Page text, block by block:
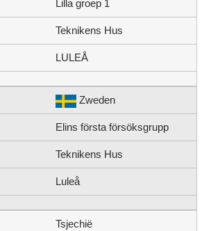
Lilla groep 1
Teknikens Hus
LULEÅ
Zweden
Elins första försöksgrupp
Teknikens Hus
Luleå
Tsjechië